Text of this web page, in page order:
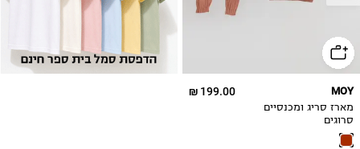
199.00 ₪ MOY
מארז סריג ומכנסיים
סרוגים